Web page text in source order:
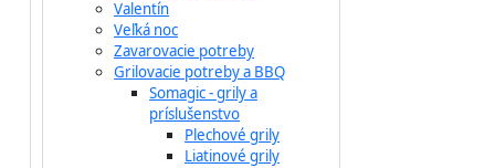
Valentín
Veľká noc
Zavarovacie potreby
Grilovacie potreby a BBQ
Somagic - grily a
príslušenstvo
Plechové grily
Liatinové grily